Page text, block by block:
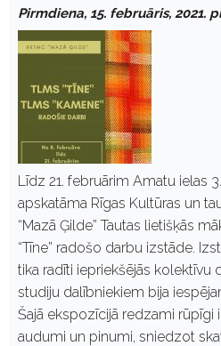
Pirmdiena, 15. februāris, 2021.
Līdz 21. februārim Amatu ielas
apskatāma Rīgas Kultūras un
“Mazā Ģilde” Tautas lietišķās
“Tīne” radošo darbu izstāde.
tika radīti iepriekšējās kolektīvu
studiju dalībniekiem bija
Šajā ekspozīcijā redzami rūpīgi
audumi un pinumi, sniedzot